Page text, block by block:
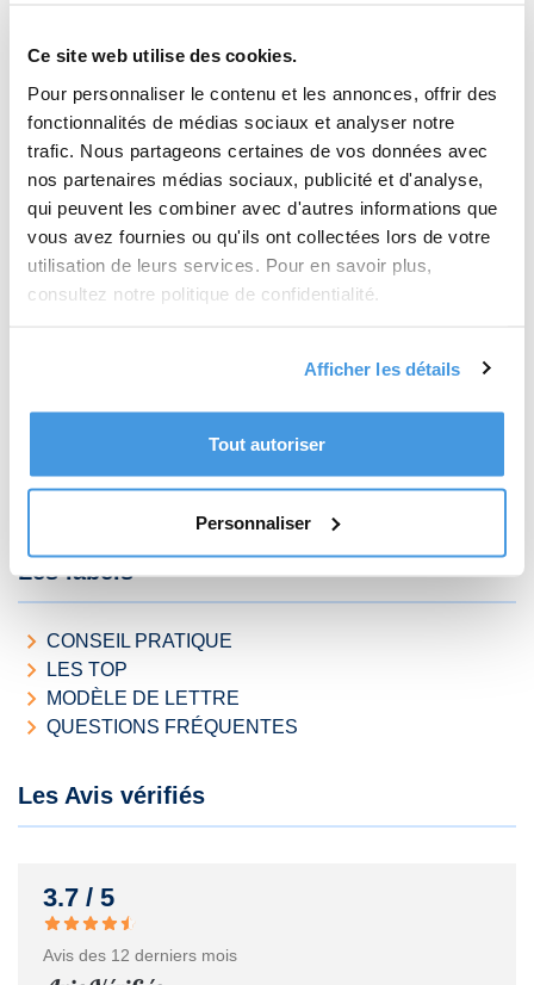
Ce site web utilise des cookies.
Pour personnaliser le contenu et les annonces, offrir des
fonctionnalités de médias sociaux et analyser notre
trafic. Nous partageons certaines de vos données avec
nos partenaires médias sociaux, publicité et d'analyse,
qui peuvent les combiner avec d'autres informations que
vous avez fournies ou qu'ils ont collectées lors de votre
utilisation de leurs services. Pour en savoir plus,
consultez notre politique de confidentialité.
Afficher les détails
Tout autoriser
Personnaliser
COURRIER
EXPÉDITION ET FRAIS D'ENVOI
FAMILLE / VIE PERSONNELLE
JUSTICE / DROIT
LETTRE À L'ÉTRANGER
LETTRE EN LIGNE
LETTRE RECOMMANDÉE
LITIGE
LOCALITÉS
SANTÉ
TRAVAIL / EMPLOI
VOYAGE
Les labels
CONSEIL PRATIQUE
LES TOP
MODÈLE DE LETTRE
QUESTIONS FRÉQUENTES
Les Avis vérifiés
3.7 / 5
Avis des 12 derniers mois